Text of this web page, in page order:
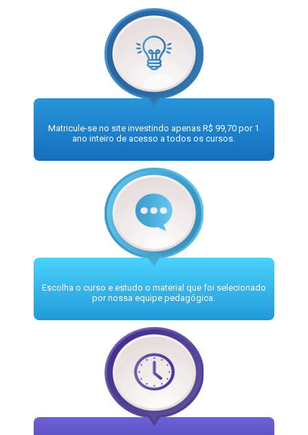
Matricule-se no site investindo apenas R$ 99,70 por 1
ano inteiro de acesso a todos os cursos.
Escolha o curso e estudo o material que foi selecionado
por nossa equipe pedagógica.